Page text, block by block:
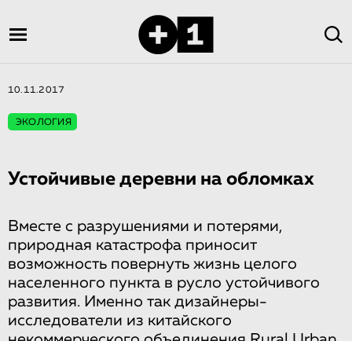
10.11.2017
ЭКОЛОГИЯ
Устойчивые деревни на обломках
Вместе с разрушениями и потерями,
природная катастрофа приносит
возможность повернуть жизнь целого
населенного пункта в русло устойчивого
развития. Именно так дизайнеры-
исследователи из китайского